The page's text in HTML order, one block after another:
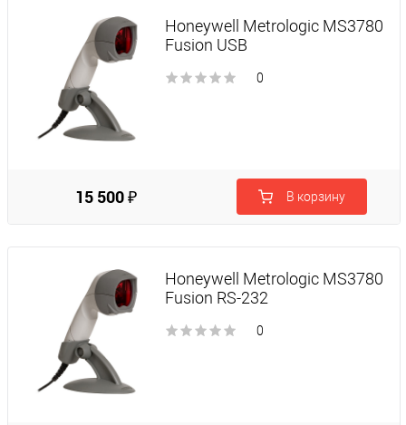
Honeywell Metrologic MS3780
Fusion USB
0
15 500 ₽ В корзину
Honeywell Metrologic MS3780
Fusion RS-232
0